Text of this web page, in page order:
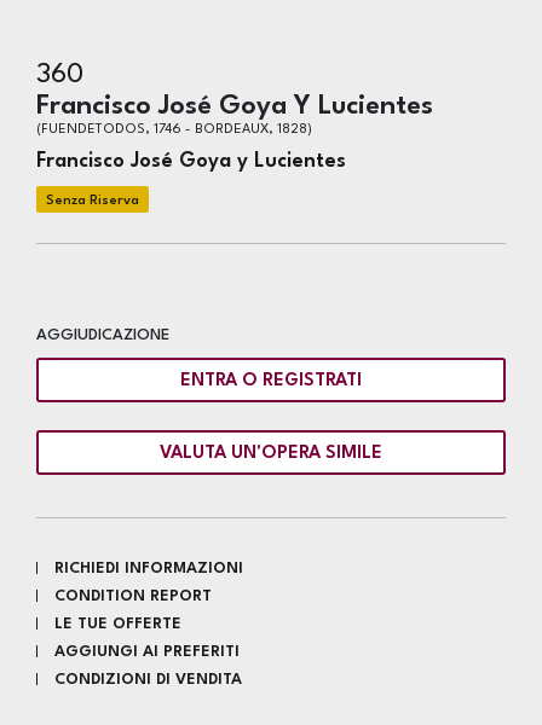
360
Francisco José Goya Y Lucientes
(FUENDETODOS, 1746 - BORDEAUX, 1828)
Francisco José Goya y Lucientes
AGGIUDICAZIONE
ENTRA O REGISTRATI
VALUTA UN'OPERA SIMILE
RICHIEDI INFORMAZIONI
CONDITION REPORT
LE TUE OFFERTE
AGGIUNGI AI PREFERITI
CONDIZIONI DI VENDITA